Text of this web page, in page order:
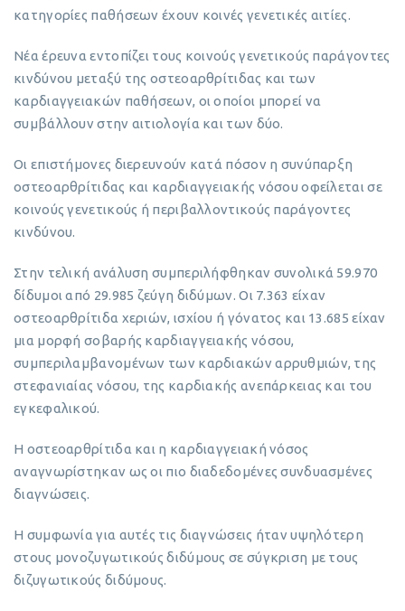
κατηγορίες παθήσεων έχουν κοινές γενετικές αιτίες.
Νέα έρευνα εντοπίζει τους κοινούς γενετικούς παράγοντες
κινδύνου μεταξύ της οστεοαρθρίτιδας και των
καρδιαγγειακών παθήσεων, οι οποίοι μπορεί να
συμβάλλουν στην αιτιολογία και των δύο.
Οι επιστήμονες διερευνούν κατά πόσον η συνύπαρξη
οστεοαρθρίτιδας και καρδιαγγειακής νόσου οφείλεται σε
κοινούς γενετικούς ή περιβαλλοντικούς παράγοντες
κινδύνου.
Στην τελική ανάλυση συμπεριλήφθηκαν συνολικά 59.970
δίδυμοι από 29.985 ζεύγη διδύμων. Οι 7.363 είχαν
οστεοαρθρίτιδα χεριών, ισχίου ή γόνατος και 13.685 είχαν
μια μορφή σοβαρής καρδιαγγειακής νόσου,
συμπεριλαμβανομένων των καρδιακών αρρυθμιών, της
στεφανιαίας νόσου, της καρδιακής ανεπάρκειας και του
εγκεφαλικού.
Η οστεοαρθρίτιδα και η καρδιαγγειακή νόσος
αναγνωρίστηκαν ως οι πιο διαδεδομένες συνδυασμένες
διαγνώσεις.
Η συμφωνία για αυτές τις διαγνώσεις ήταν υψηλότερη
στους μονοζυγωτικούς διδύμους σε σύγκριση με τους
διζυγωτικούς διδύμους.